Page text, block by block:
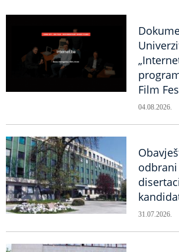
Film
04.08.2026.
31.07.2026.